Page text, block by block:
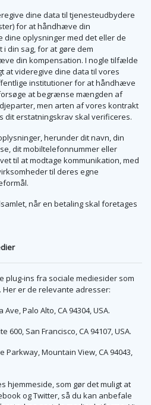
dine data til tjenesteudbydere
for at håndhæve din
dine oplysninger med det eller de
din sag, for at gøre dem
din kompensation. I nogle tilfælde
at videregive dine data til vores
institutioner for at håndhæve
at begrænse mængden af
men arten af vores kontrakt
dit erstatningskrav skal verificeres.
herunder dit navn, din
dit mobiltelefonnummer eller
til at modtage kommunikation, med
til deres egne
når en betaling skal foretages
plug-ins fra sociale mediesider som
Her er de relevante adresser:
Palo Alto, CA 94304, USA.
600, San Francisco, CA 94107, USA.
Parkway, Mountain View, CA 94043,
hjemmeside, som gør det muligt at
og Twitter, så du kan anbefale